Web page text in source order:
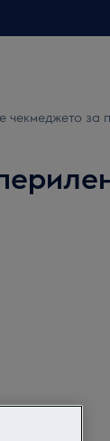
чекмеджето за